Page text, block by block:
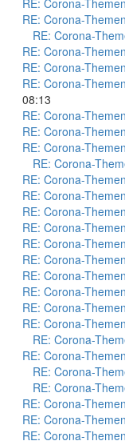
RE: Corona-Themen
RE: Corona-Themen
RE: Corona-
RE: Corona-Themen
RE: Corona-Themen
RE: Corona-Themen
08:13
RE: Corona-Themen
RE: Corona-Themen
RE: Corona-Themen
RE: Corona-
RE: Corona-Themen
RE: Corona-Themen
RE: Corona-Themen
RE: Corona-Themen
RE: Corona-Themen
RE: Corona-Themen
RE: Corona-Themen
RE: Corona-Themen
RE: Corona-Themen
RE: Corona-Themen
RE: Corona-
RE: Corona-Themen
RE: Corona-
RE: Corona-
RE: Corona-Themen
RE: Corona-Themen
RE: Corona-Themen